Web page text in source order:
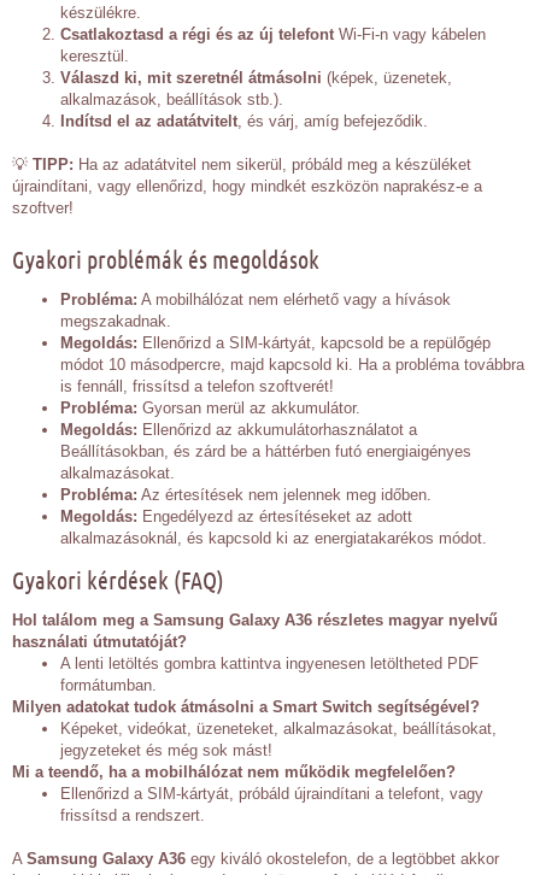
készülékre.
Csatlakoztasd a régi és az új telefont Wi-Fi-n vagy kábelen
keresztül.
Válaszd ki, mit szeretnél átmásolni (képek, üzenetek,
alkalmazások, beállítások stb.).
Indítsd el az adatátvitelt , és várj, amíg befejeződik.
💡 TIPP: Ha az adatátvitel nem sikerül, próbáld meg a készüléket
újraindítani, vagy ellenőrizd, hogy mindkét eszközön naprakész-e a
szoftver!
Gyakori problémák és megoldások
Probléma: A mobilhálózat nem elérhető vagy a hívások
megszakadnak.
Megoldás: Ellenőrizd a SIM-kártyát, kapcsold be a repülőgép
módot 10 másodpercre, majd kapcsold ki. Ha a probléma továbbra
is fennáll, frissítsd a telefon szoftverét!
Probléma: Gyorsan merül az akkumulátor.
Megoldás: Ellenőrizd az akkumulátorhasználatot a
Beállításokban, és zárd be a háttérben futó energiaigényes
alkalmazásokat.
Probléma: Az értesítések nem jelennek meg időben.
Megoldás: Engedélyezd az értesítéseket az adott
alkalmazásoknál, és kapcsold ki az energiatakarékos módot.
Gyakori kérdések (FAQ)
Hol találom meg a Samsung Galaxy A36 részletes magyar nyelvű
használati útmutatóját?
A lenti letöltés gombra kattintva ingyenesen letöltheted PDF
formátumban.
Milyen adatokat tudok átmásolni a Smart Switch segítségével?
Képeket, videókat, üzeneteket, alkalmazásokat, beállításokat,
jegyzeteket és még sok mást!
Mi a teendő, ha a mobilhálózat nem működik megfelelően?
Ellenőrizd a SIM-kártyát, próbáld újraindítani a telefont, vagy
frissítsd a rendszert.
A Samsung Galaxy A36 egy kiváló okostelefon, de a legtöbbet akkor